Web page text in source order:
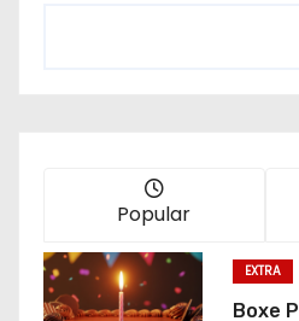
Popular
EXTRA
Boxe